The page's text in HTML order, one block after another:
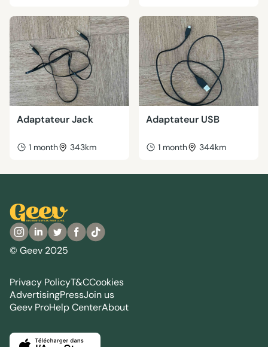
Adaptateur Jack
1 month 343km
Adaptateur USB
1 month 344km
© Geev 2025
Privacy PolicyT&CCookies
AdvertisingPressJoin us
Geev ProHelp CenterAbout